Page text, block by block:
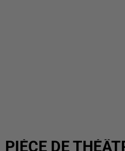
PIÈCE DE